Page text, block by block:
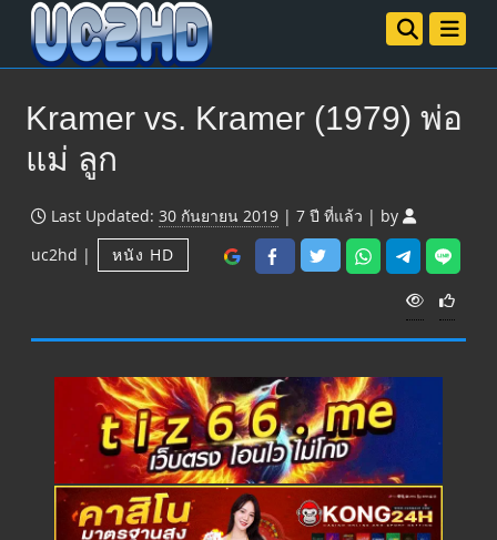
Kramer vs. Kramer (1979) พ่อ
แม่ ลูก
Last Updated: 30 กันยายน 2019 | 7 ปี ที่แล้ว | by
uc2hd | หนัง HD
V
i
e